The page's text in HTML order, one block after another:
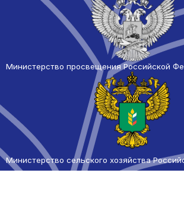
Министерство просвещения Российской
Министерство сельского хозяйства